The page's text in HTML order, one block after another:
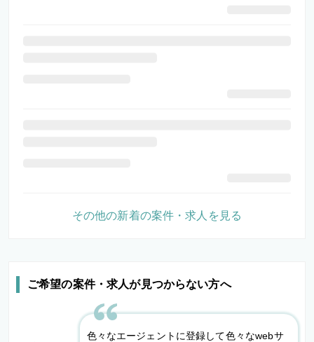
ご希望の案件・求人が見つからない方へ
色々なエージェントに登録して色々なwebサ
その他の新着の案件・求人を見る